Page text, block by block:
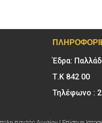
Έδρα:
Τ.Κ 842 00
Τηλέφωνο :